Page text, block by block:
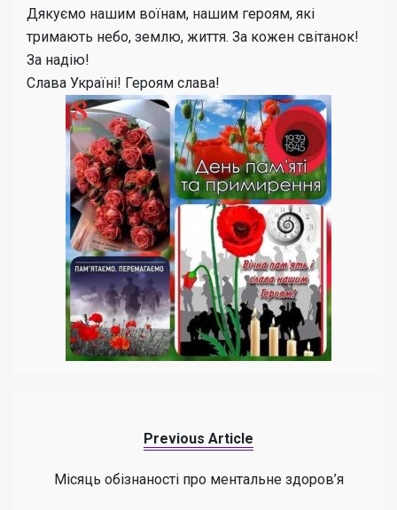
Дякуємо нашим воїнам, нашим героям, які
тримають небо, землю, життя. За кожен світанок!
За надію!
Слава Україні! Героям слава!
Previous Article
Місяць обізнаності про ментальне здоров’я